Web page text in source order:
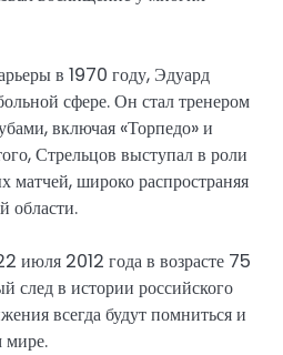
в 1970 году, Эдуард
сфере. Он стал тренером
включая «Торпедо» и
Стрельцов выступал в роли
матчей, широко распространяя
области.
июля 2012 года в возрасте 75
след в истории российского
всегда будут помниться и
мире.